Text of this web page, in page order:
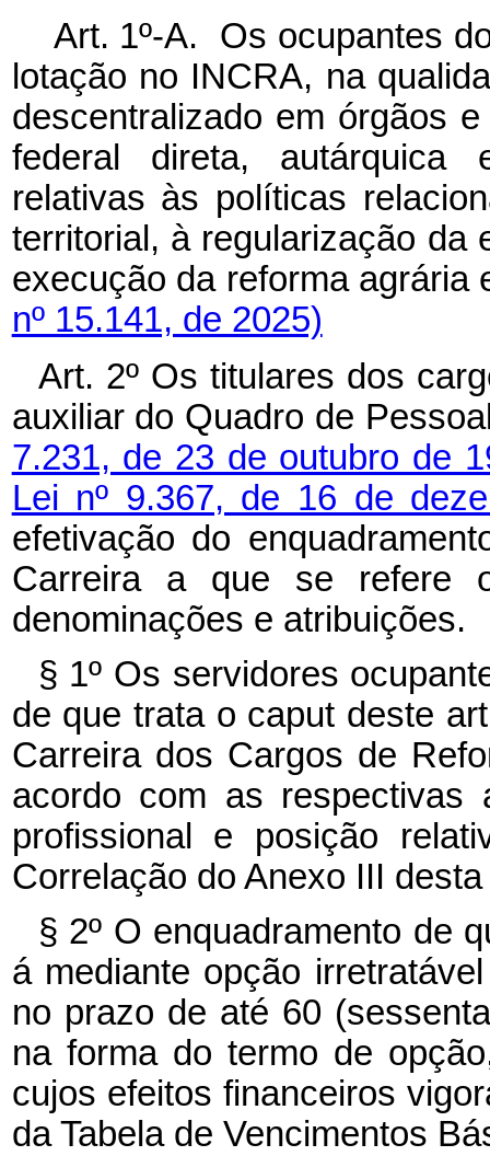
Art. 1º-A. Os ocupantes
lotação no INCRA, na
descentralizado em órgãos
federal direta, autárquica
relativas às políticas
territorial, à regularização da
execução da reforma
nº 15.141, de 2025)
Art. 2º Os titulares dos
auxiliar do Quadro de
7.231, de 23 de outubro de
Lei nº 9.367, de 16 de
efetivação do
Carreira a que se refere
denominações e atribuições.
§ 1º Os servidores
de que trata o caput deste
Carreira dos Cargos de
acordo com as respectivas
profissional e posição
Correlação do Anexo III
§ 2º O enquadramento de
á mediante opção
no prazo de até 60
na forma do termo de
cujos efeitos financeiros
da Tabela de Vencimentos